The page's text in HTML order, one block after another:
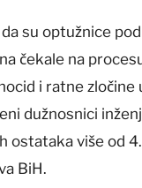
da su optužnice
čekale na
i ratne
dužnosnici
ostataka više od
BiH.